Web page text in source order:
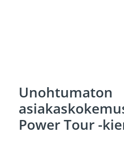
Unohtumaton
Power Tour -